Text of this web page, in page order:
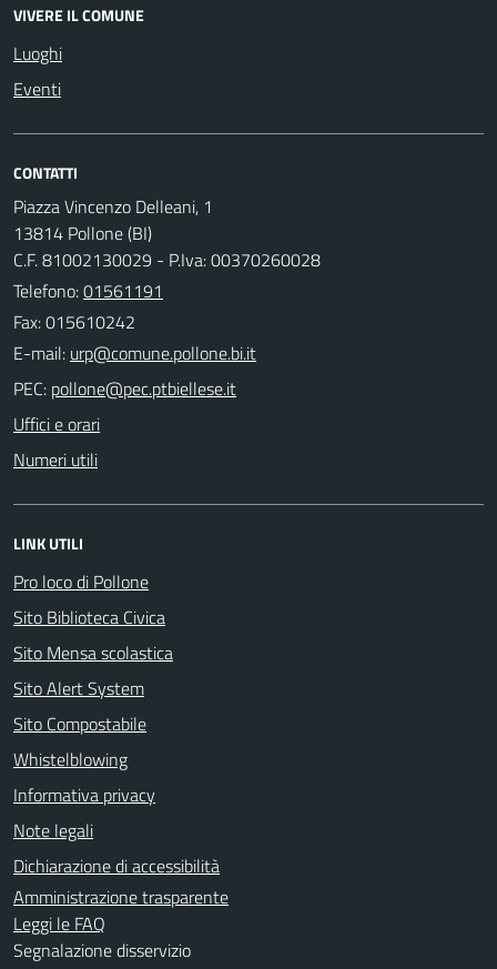
VIVERE IL COMUNE
Luoghi
Eventi
CONTATTI
Piazza Vincenzo Delleani, 1
13814 Pollone (BI)
C.F. 81002130029 - P.Iva: 00370260028
Telefono:01561191
Fax: 015610242
E-mail:
PEC:
Uffici e orari
Numeri utili
LINK UTILI
Pro loco di Pollone
Sito Biblioteca Civica
Sito Mensa scolastica
Sito Alert System
Sito Compostabile
Whistelblowing
Informativa privacy
Note legali
Dichiarazione di accessibilità
Amministrazione trasparente
Leggi le FAQ
Segnalazione disservizio